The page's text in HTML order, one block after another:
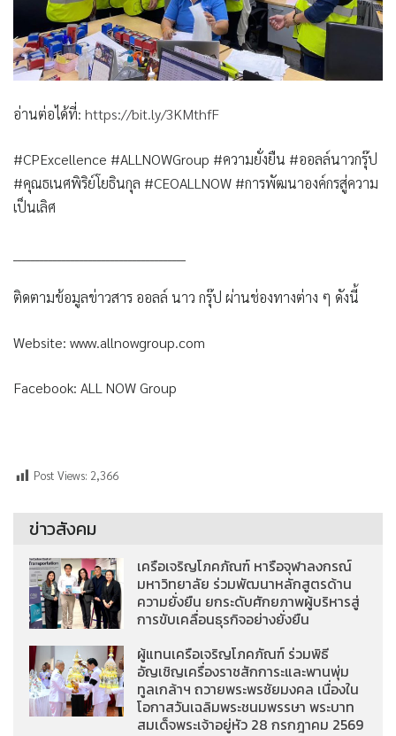
อ่านต่อได้ที่: https://bit.ly/3KMthfF
#CPExcellence #ALLNOWGroup #ความยั่งยืน #ออลล์นาวกรุ๊ป
#คุณธเนศพิริย์โยธินกุล #CEOALLNOW #การพัฒนาองค์กรสู่ความ
เป็นเลิศ
ติดตามข้อมูลข่าวสาร ออลล์ นาว กรุ๊ป ผ่านช่องทางต่าง ๆ ดังนี้
Website: www.allnowgroup.com
Facebook: ALL NOW Group
Post Views: 2,366
ข่าวสังคม
เครือเจริญโภคภัณฑ์ หารือจุฬาลงกรณ์
มหาวิทยาลัย ร่วมพัฒนาหลักสูตรด้าน
ความยั่งยืน ยกระดับศักยภาพผู้บริหารสู่
การขับเคลื่อนธุรกิจอย่างยั่งยืน
ผู้แทนเครือเจริญโภคภัณฑ์ ร่วมพิธี
อัญเชิญเครื่องราชสักการะและพานพุ่ม
ทูลเกล้าฯ ถวายพระพรชัยมงคล เนื่องใน
โอกาสวันเฉลิมพระชนมพรรษา พระบาท
สมเด็จพระเจ้าอยู่หัว 28 กรกฎาคม 2569